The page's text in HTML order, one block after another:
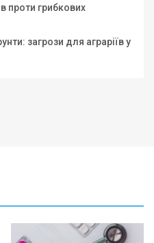
проти грибкових
загрози для аграріїв у